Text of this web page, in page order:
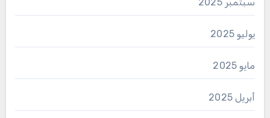
يوليو 2025
مايو 2025
أبريل 2025